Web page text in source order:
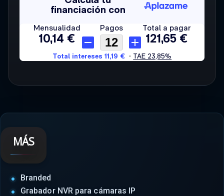
MÁS
Branded
Grabador NVR para cámaras IP